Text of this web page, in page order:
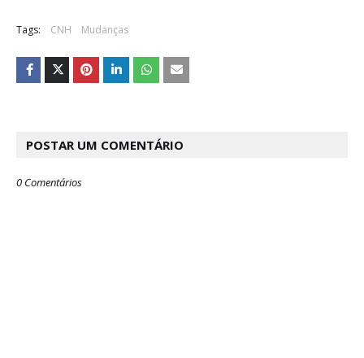
Tags: CNH Mudanças
POSTAR UM COMENTÁRIO
0 Comentários